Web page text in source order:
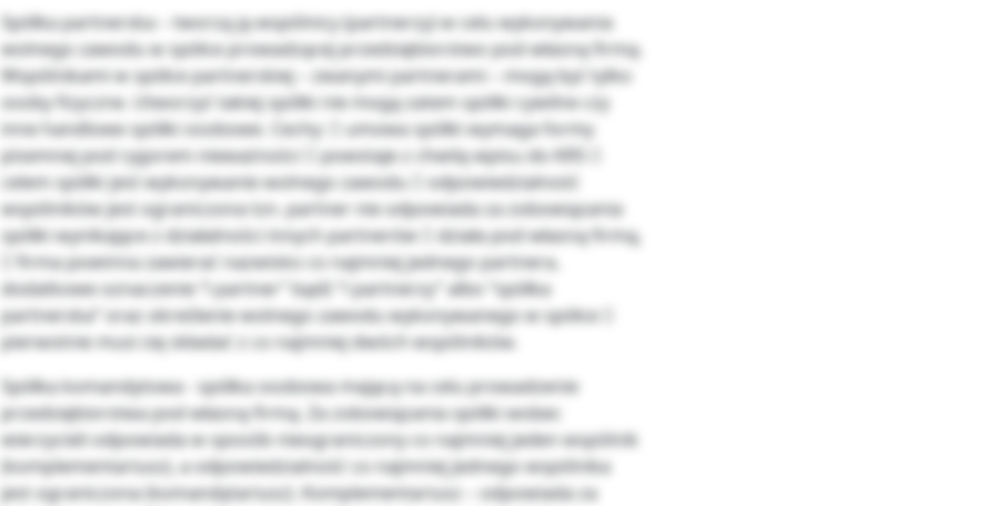
Spółka partnerska – tworzą ją wspólnicy (partnerzy) w celu wykonywania
wolnego zawodu w spółce prowadzącej przedsiębiorstwo pod własną firmą.
Wspólnikami w spółce partnerskiej – zwanymi partnerami – mogą być tylko
osoby fizyczne. Utworzyć takiej spółki nie mogą zatem spółki cywilne czy
inne handlowe spółki osobowe. Cechy:  umowa spółki wymaga formy
pisemnej pod rygorem nieważności  powstaje z chwilą wpisu do KRS 
celem spółki jest wykonywanie wolnego zawodu  odpowiedzialność
wspólników jest ograniczona tzn. partner nie odpowiada za zobowiązania
spółki wynikające z działalności innych partnerów  działa pod własną firmą,
 firma powinna zawierać nazwisko co najmniej jednego partnera,
dodatkowe oznaczenie “i partner” bądź “i partnerzy” albo “spółka
partnerska” oraz określenie wolnego zawodu wykonywanego w spółce 
pierwotnie musi się składać z co najmniej dwóch wspólników.
Spółka komandytowa - spółka osobowa mającą na celu prowadzenie
przedsiębiorstwa pod własną firmą. Za zobowiązania spółki wobec
wierzycieli odpowiada w sposób nieograniczony co najmniej jeden wspólnik
(komplementariusz), a odpowiedzialność co najmniej jednego wspólnika
jest ograniczona (komandytariusz). Komplementariusz – odpowiada za